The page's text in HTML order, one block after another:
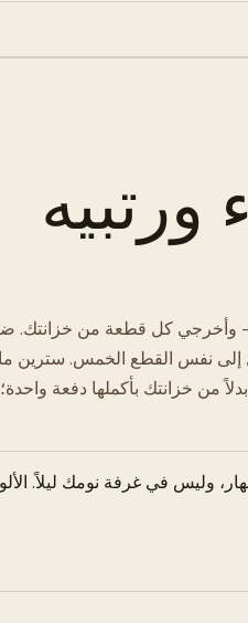
– وأخرجي كل قطعة من خزانتك.
نفس القطع الخمس. سترين ما
خزانتك بأكملها دفعة واحدة؛
وليس في غرفة نومك ليلاً.